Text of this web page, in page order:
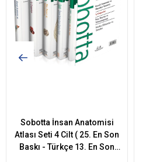
Sobotta İnsan Anatomisi
Atlası Seti 4 Cilt ( 25. En Son
Baskı - Türkçe 13. En Son